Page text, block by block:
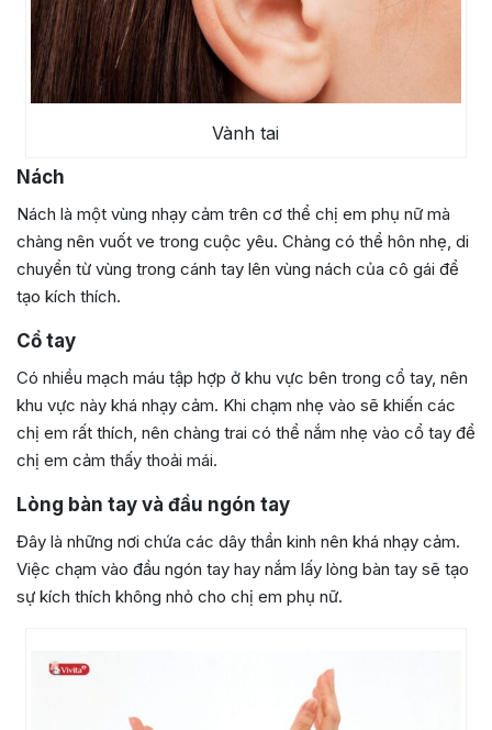
Vành tai
Nách
Nách là một vùng nhạy cảm trên cơ thể chị em phụ nữ mà
chàng nên vuốt ve trong cuộc yêu. Chàng có thể hôn nhẹ, di
chuyển từ vùng trong cánh tay lên vùng nách của cô gái để
tạo kích thích.
Cổ tay
Có nhiều mạch máu tập hợp ở khu vực bên trong cổ tay, nên
khu vực này khá nhạy cảm. Khi chạm nhẹ vào sẽ khiến các
chị em rất thích, nên chàng trai có thể nắm nhẹ vào cổ tay để
chị em cảm thấy thoải mái.
Lòng bàn tay và đầu ngón tay
Đây là những nơi chứa các dây thần kinh nên khá nhạy cảm.
Việc chạm vào đầu ngón tay hay nắm lấy lòng bàn tay sẽ tạo
sự kích thích không nhỏ cho chị em phụ nữ.